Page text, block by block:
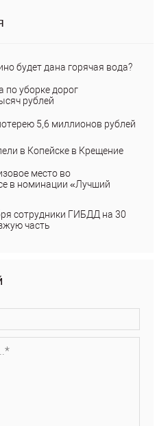
будет дана горячая вода?
по уборке дорог
рублей
5,6 миллионов рублей
в Копейске в Крещение
место во
в номинации «Лучший
сотрудники ГИБДД на 30
часть